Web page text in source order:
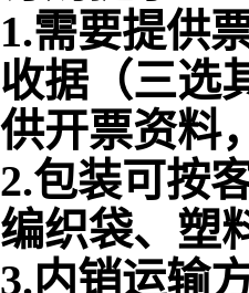
1.需要提供
收据（三选
供开票资料
2.包装可按
编织袋、塑
3.内销运输